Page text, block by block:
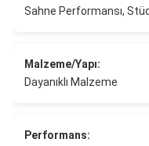
Sahne Performansı,
Malzeme/Yapı:
Dayanıklı Malzeme
Performans: